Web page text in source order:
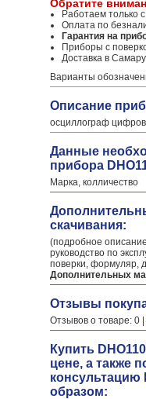
Обратите
Работаем только
Оплата по
Гарантия на
Приборы с
Доставка в
Варианты
Описание
осциллограф
Данные
прибора
Марка, колличество
скачивания:
(подробное
руководство по
поверки, формуляр,
Дополнительных
Отзывы
Отзывов о товаре: 0 |
Купить
цене, а также
образом: